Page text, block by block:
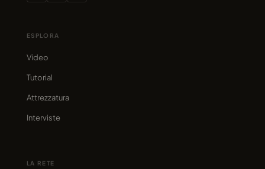
ESPLORA
Video
Tutorial
Attrezzatura
Interviste
LA RETE